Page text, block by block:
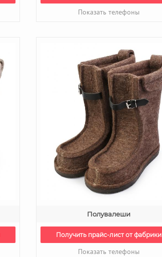
Показать телефоны
Полувалеши
Получить прайс-лист от фабрики
Показать телефоны